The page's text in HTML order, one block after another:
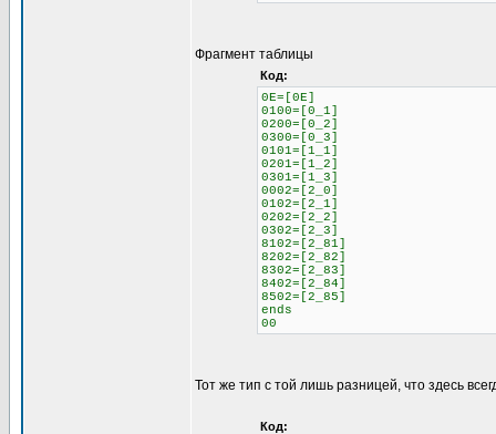
Фрагмент таблицы
Код:
0E=[0E]
0100=[0_1]
0200=[0_2]
0300=[0_3]
0101=[1_1]
0201=[1_2]
0301=[1_3]
0002=[2_0]
0102=[2_1]
0202=[2_2]
0302=[2_3]
8102=[2_81]
8202=[2_82]
8302=[2_83]
8402=[2_84]
8502=[2_85]
ends
00
Тот же тип с той лишь разницей, что здесь
Код: